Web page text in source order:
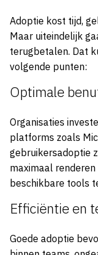
Adoptie kost tijd,
Maar uiteindelijk
terugbetalen. Dat
volgende punten:
Optimale
Organisaties
platforms zoals
gebruikersadoptie
maximaal
beschikbare tools
Efficiëntie en
Goede adoptie